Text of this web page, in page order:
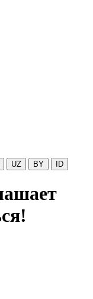
UZ BY ID